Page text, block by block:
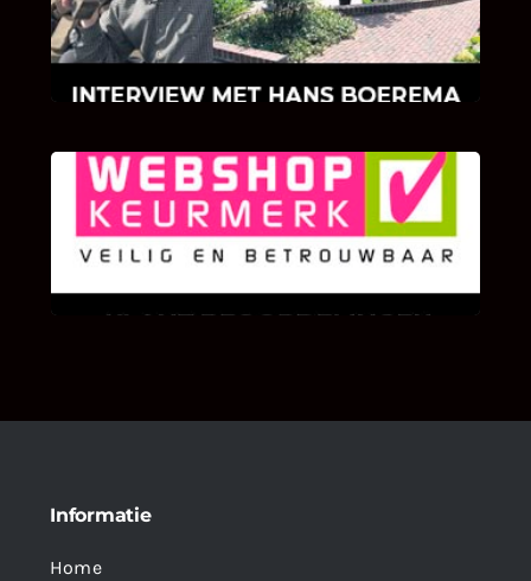
Hans Boerema motiveert in de wereld van
klinkers en tegels!
KLANT BEOORDELINGEN
We zijn er zeer op gesteld om te weten wat u
als klant van ons en onze diensten vindt.
Informatie
Home